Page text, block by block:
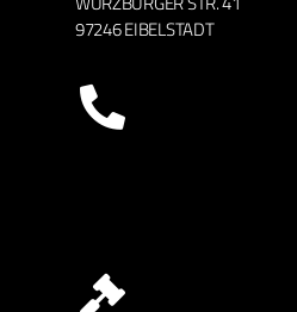
97246 EIBELSTADT